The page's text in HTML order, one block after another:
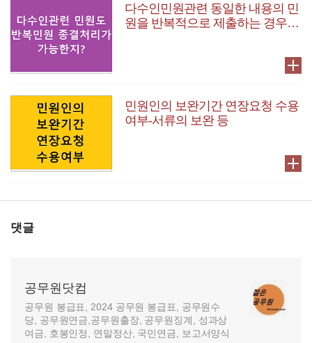
다수인민원관련 동일한 내용의 민
원을 반복적으로 제출하는 경우
민원인의 보완기간 연장요청 수용
여부-서류의 보완 등
댓글
공무원닷컴
공무원 봉급표, 2024 공무원 봉급표, 공무원수
당, 공무원연금,공무원출장, 공무원징계, 성과상
여금, 호봉인정, 연말정산, 국민연금, 보고서양식